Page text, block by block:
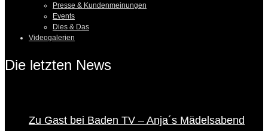
Presse & Kundenmeinungen
Events
Dies & Das
Videogalerien
Die letzten News
Zu Gast bei Baden TV – Anja´s Mädelsabend